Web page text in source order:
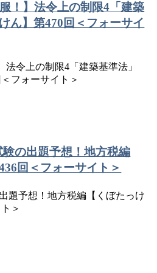
！】法令上の制限4「建築
ん】第470回＜フォーサイ
法令上の制限4「建築基準法」
フォーサイト＞
験の出題予想！地方税編
回＜フォーサイト＞
題予想！地方税編【くぼたっけ
＞